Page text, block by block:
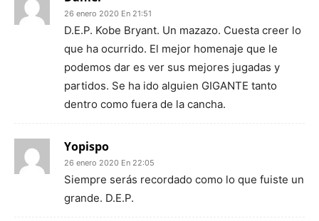
26 enero 2020 En 21:51
D.E.P. Kobe Bryant. Un mazazo. Cuesta creer lo
que ha ocurrido. El mejor homenaje que le
podemos dar es ver sus mejores jugadas y
partidos. Se ha ido alguien GIGANTE tanto
dentro como fuera de la cancha.
Yopispo
26 enero 2020 En 22:05
Siempre serás recordado como lo que fuiste un
grande. D.E.P.